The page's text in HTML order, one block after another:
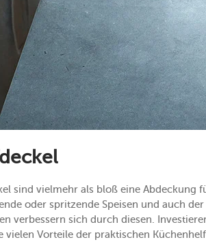
sind vielmehr als bloß eine Abdeckung
oder spritzende Speisen und auch
verbessern sich durch diesen.
vielen Vorteile der praktischen